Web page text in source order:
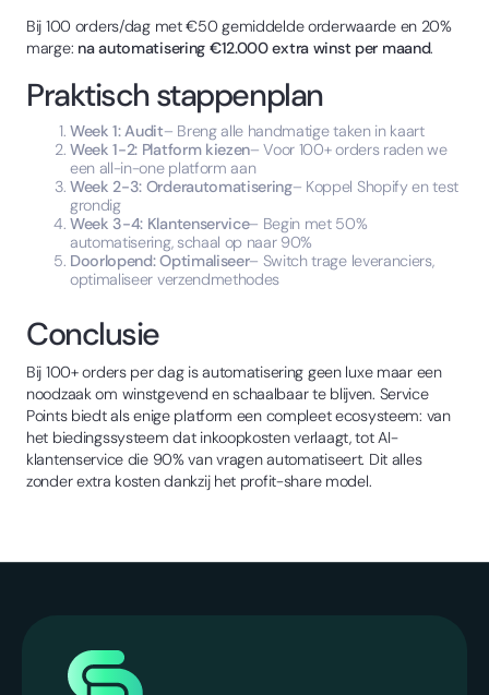
Bij 100 orders/dag met €50 gemiddelde orderwaarde en 20%
marge: na automatisering €12.000 extra winst per maand.
Praktisch stappenplan
Week 1: Audit– Breng alle handmatige taken in kaart
Week 1-2: Platform kiezen– Voor 100+ orders raden we
een all-in-one platform aan
Week 2-3: Orderautomatisering– Koppel Shopify en test
grondig
Week 3-4: Klantenservice– Begin met 50%
automatisering, schaal op naar 90%
Doorlopend: Optimaliseer– Switch trage leveranciers,
optimaliseer verzendmethodes
Conclusie
Bij 100+ orders per dag is automatisering geen luxe maar een
noodzaak om winstgevend en schaalbaar te blijven. Service
Points biedt als enige platform een compleet ecosysteem: van
het biedingssysteem dat inkoopkosten verlaagt, tot AI-
klantenservice die 90% van vragen automatiseert. Dit alles
zonder extra kosten dankzij het profit-share model.